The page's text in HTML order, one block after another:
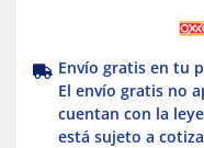
Envío gratis en tu
El envío gratis no
cuentan con la
está sujeto a